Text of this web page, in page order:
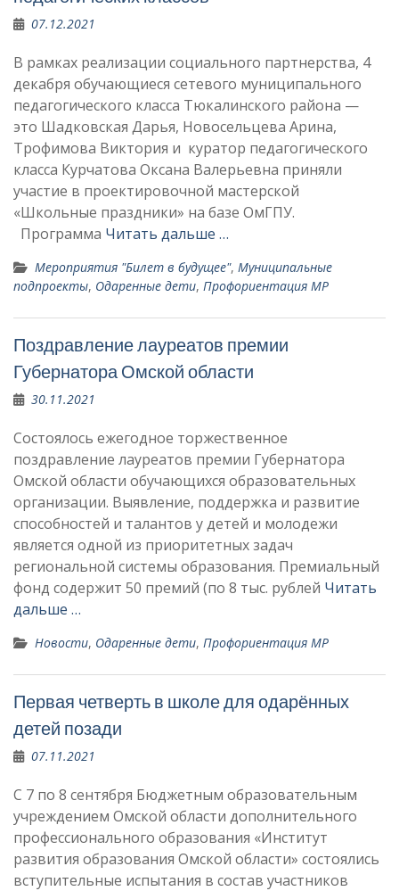
07.12.2021
В рамках реализации социального партнерства, 4
декабря обучающиеся сетевого муниципального
педагогического класса Тюкалинского района —
это Шадковская Дарья, Новосельцева Арина,
Трофимова Виктория и куратор педагогического
класса Курчатова Оксана Валерьевна приняли
участие в проектировочной мастерской
«Школьные праздники» на базе ОмГПУ.
Программа Читать дальше …
Мероприятия "Билет в будущее", Муниципальные
подпроекты, Одаренные дети, Профориентация МР
Поздравление лауреатов премии
Губернатора Омской области
30.11.2021
Состоялось ежегодное торжественное
поздравление лауреатов премии Губернатора
Омской области обучающихся образовательных
организации. Выявление, поддержка и развитие
способностей и талантов у детей и молодежи
является одной из приоритетных задач
региональной системы образования. Премиальный
фонд содержит 50 премий (по 8 тыс. рублей Читать
дальше …
Новости, Одаренные дети, Профориентация МР
Первая четверть в школе для одарённых
детей позади
07.11.2021
С 7 по 8 сентября Бюджетным образовательным
учреждением Омской области дополнительного
профессионального образования «Институт
развития образования Омской области» состоялись
вступительные испытания в состав участников